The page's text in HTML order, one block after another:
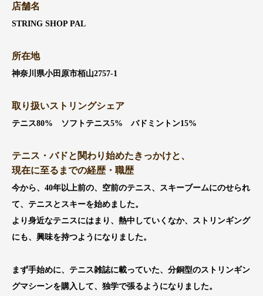
店舗名
STRING SHOP PAL
所在地
神奈川県小田原市栢山2757‐1
取り扱いストリングシェア
テニス80% ソフトテニス5% バドミントン15%
テニス・バドと関わり始めたきっかけと、
現在に至るまでの経歴・職歴
今から、40年以上前の、空前のテニス、スキーブームにのせられ
て、テニスとスキーを始めました。
より身近なテニスにはまり、熱中していくなか、ストリンギング
にも、興味を持つようになりました。
まず手始めに、テニス雑誌に載っていた、分銅型のストリンギン
グマシーンを購入して、独学で張るようになりました。